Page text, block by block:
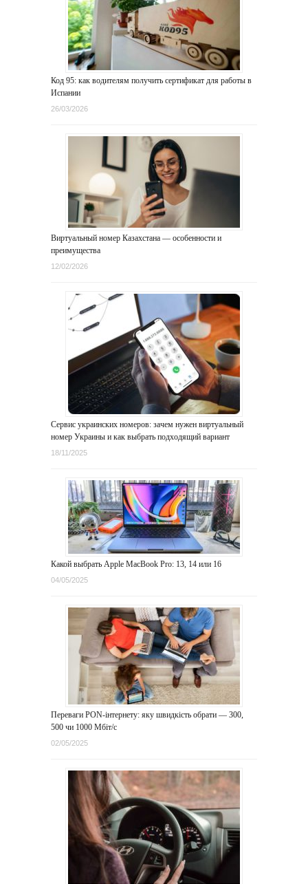
Код 95: как водителям получить сертификат для работы в
Испании
26/03/2026
Виртуальный номер Казахстана — особенности и
преимущества
12/02/2026
Сервис украинских номеров: зачем нужен виртуальный
номер Украины и как выбрать подходящий вариант
18/11/2025
Какой выбрать Apple MacBook Pro: 13, 14 или 16
04/05/2025
Переваги PON-інтернету: яку швидкість обрати — 300,
500 чи 1000 Мбіт/с
02/05/2025